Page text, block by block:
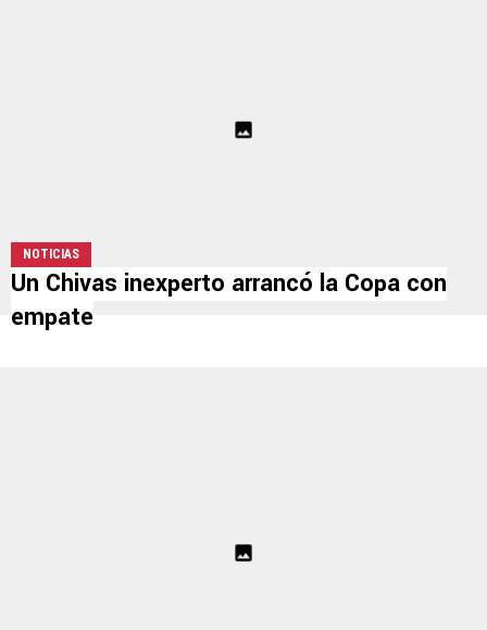
NOTICIAS
Un Chivas inexperto arrancó la Copa con
empate